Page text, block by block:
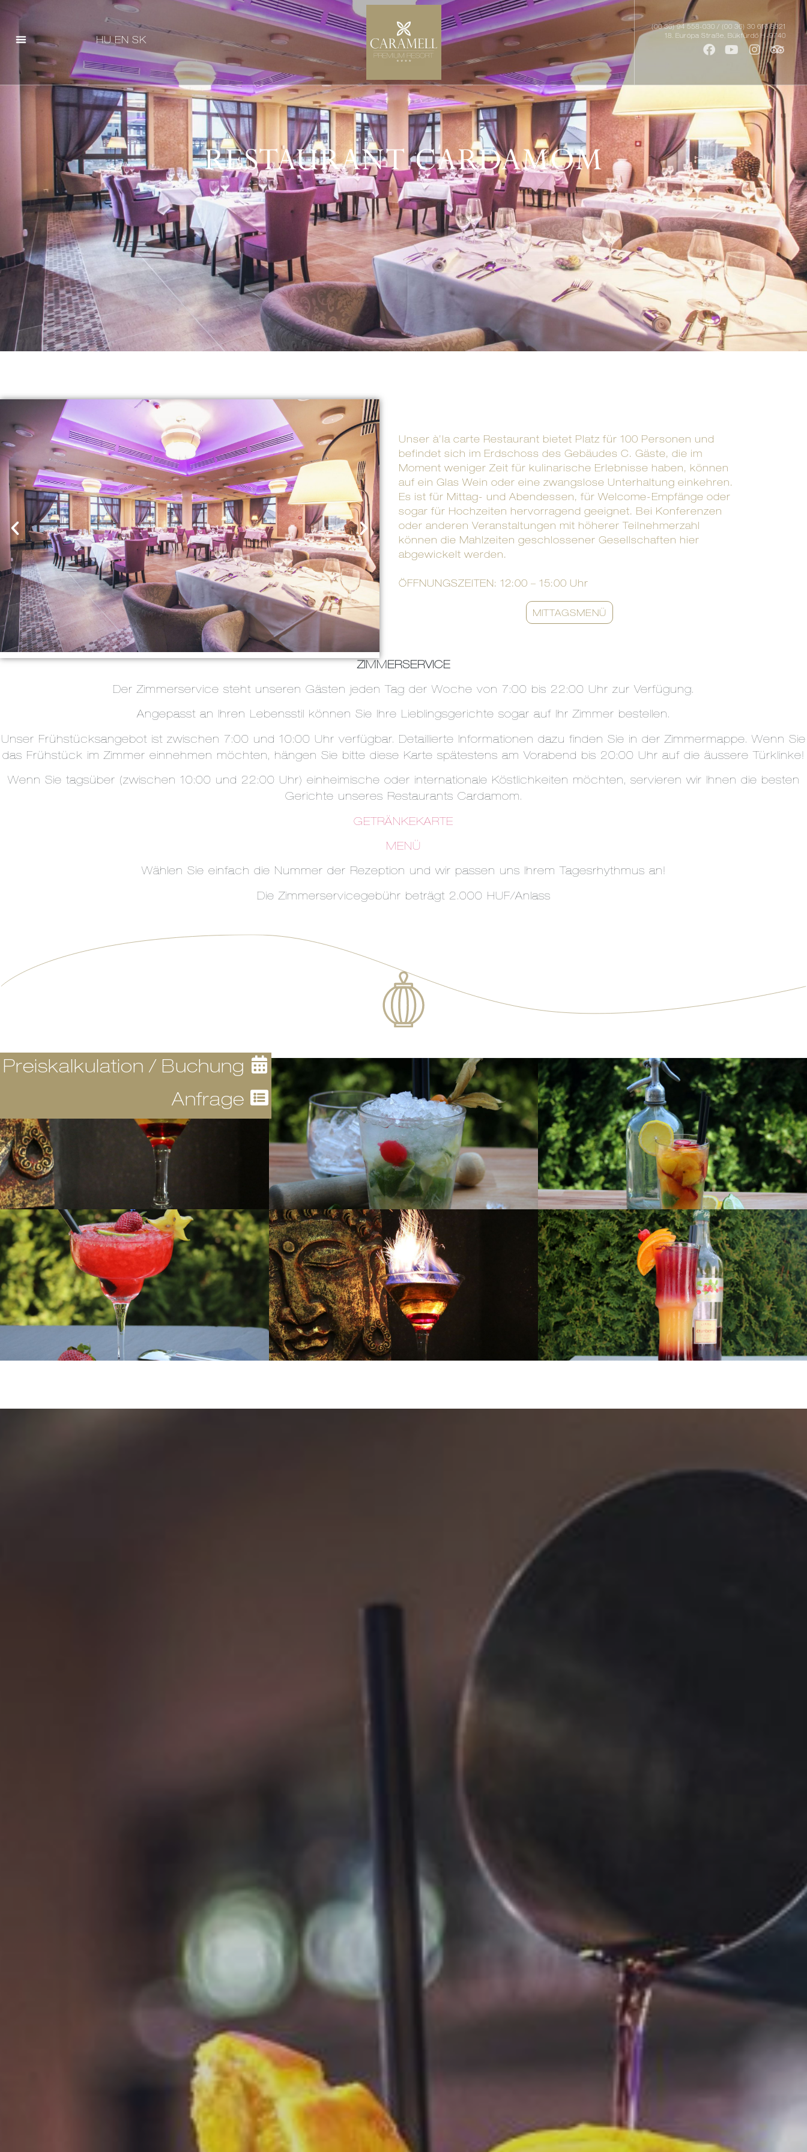
Preiskalkulation / Buchung
Anfrage
HU EN SK
(00 36) 94 558-030 / (00 36) 30 616 8321
18. Európa Straße, Bükfürdő H-9740
RESTAURANT CARDAMOM
Unser à’la carte Restaurant bietet Platz für 100 Personen und
befindet sich im Erdschoss des Gebäudes C. Gäste, die im
Moment weniger Zeit für kulinarische Erlebnisse haben, können
auf ein Glas Wein oder eine zwangslose Unterhaltung einkehren.
Es ist für Mittag- und Abendessen, für Welcome-Empfänge oder
sogar für Hochzeiten hervorragend geeignet. Bei Konferenzen
oder anderen Veranstaltungen mit höherer Teilnehmerzahl
können die Mahlzeiten geschlossener Gesellschaften hier
abgewickelt werden.
ÖFFNUNGSZEITEN: 12:00 – 15:00 Uhr
MITTAGSMENÜ
ZIMMERSERVICE
Der Zimmerservice steht unseren Gästen jeden Tag der Woche von 7:00 bis 22:00 Uhr zur Verfügung.
Angepasst an Ihren Lebensstil können Sie Ihre Lieblingsgerichte sogar auf Ihr Zimmer bestellen.
Unser Frühstücksangebot ist zwischen 7:00 und 10:00 Uhr verfügbar. Detaillierte Informationen dazu finden Sie in der Zimmermappe. Wenn Sie
das Frühstück im Zimmer einnehmen möchten, hängen Sie bitte diese Karte spätestens am Vorabend bis 20:00 Uhr auf die äussere Türklinke!
Wenn Sie tagsüber (zwischen 10:00 und 22:00 Uhr) einheimische oder internationale Köstlichkeiten möchten, servieren wir Ihnen die besten
Gerichte unseres Restaurants Cardamom.
GETRÄNKEKARTE
MENÜ
Wählen Sie einfach die Nummer der Rezeption und wir passen uns Ihrem Tagesrhythmus an!
Die Zimmerservicegebühr beträgt 2.000 HUF/Anlass